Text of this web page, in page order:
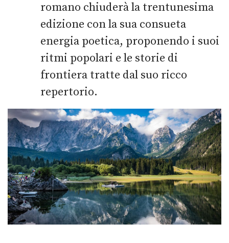
romano chiuderà la trentunesima
edizione con la sua consueta
energia poetica, proponendo i suoi
ritmi popolari e le storie di
frontiera tratte dal suo ricco
repertorio.